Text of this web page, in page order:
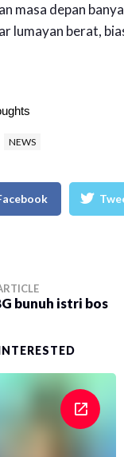
masa depan
lumayan berat,
NEWS
bunuh istri bos